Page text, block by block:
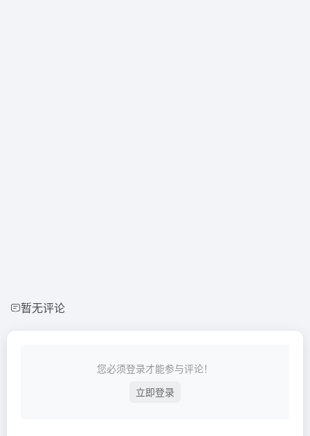
暂无评论
您必须登录才能参与评论！
立即登录